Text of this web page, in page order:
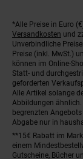
Fußnoten
*Alle Preise in Euro
Versandkosten und
Unverbindliche
Preise (inkl. MwSt.)
können im Online-
Statt- und
geforderten
Alle Artikel solange
Abbildungen ähnlich.
begrenzten
Abgabe nur in
**15€ Rabatt im
einem
Gutscheine, Bücher